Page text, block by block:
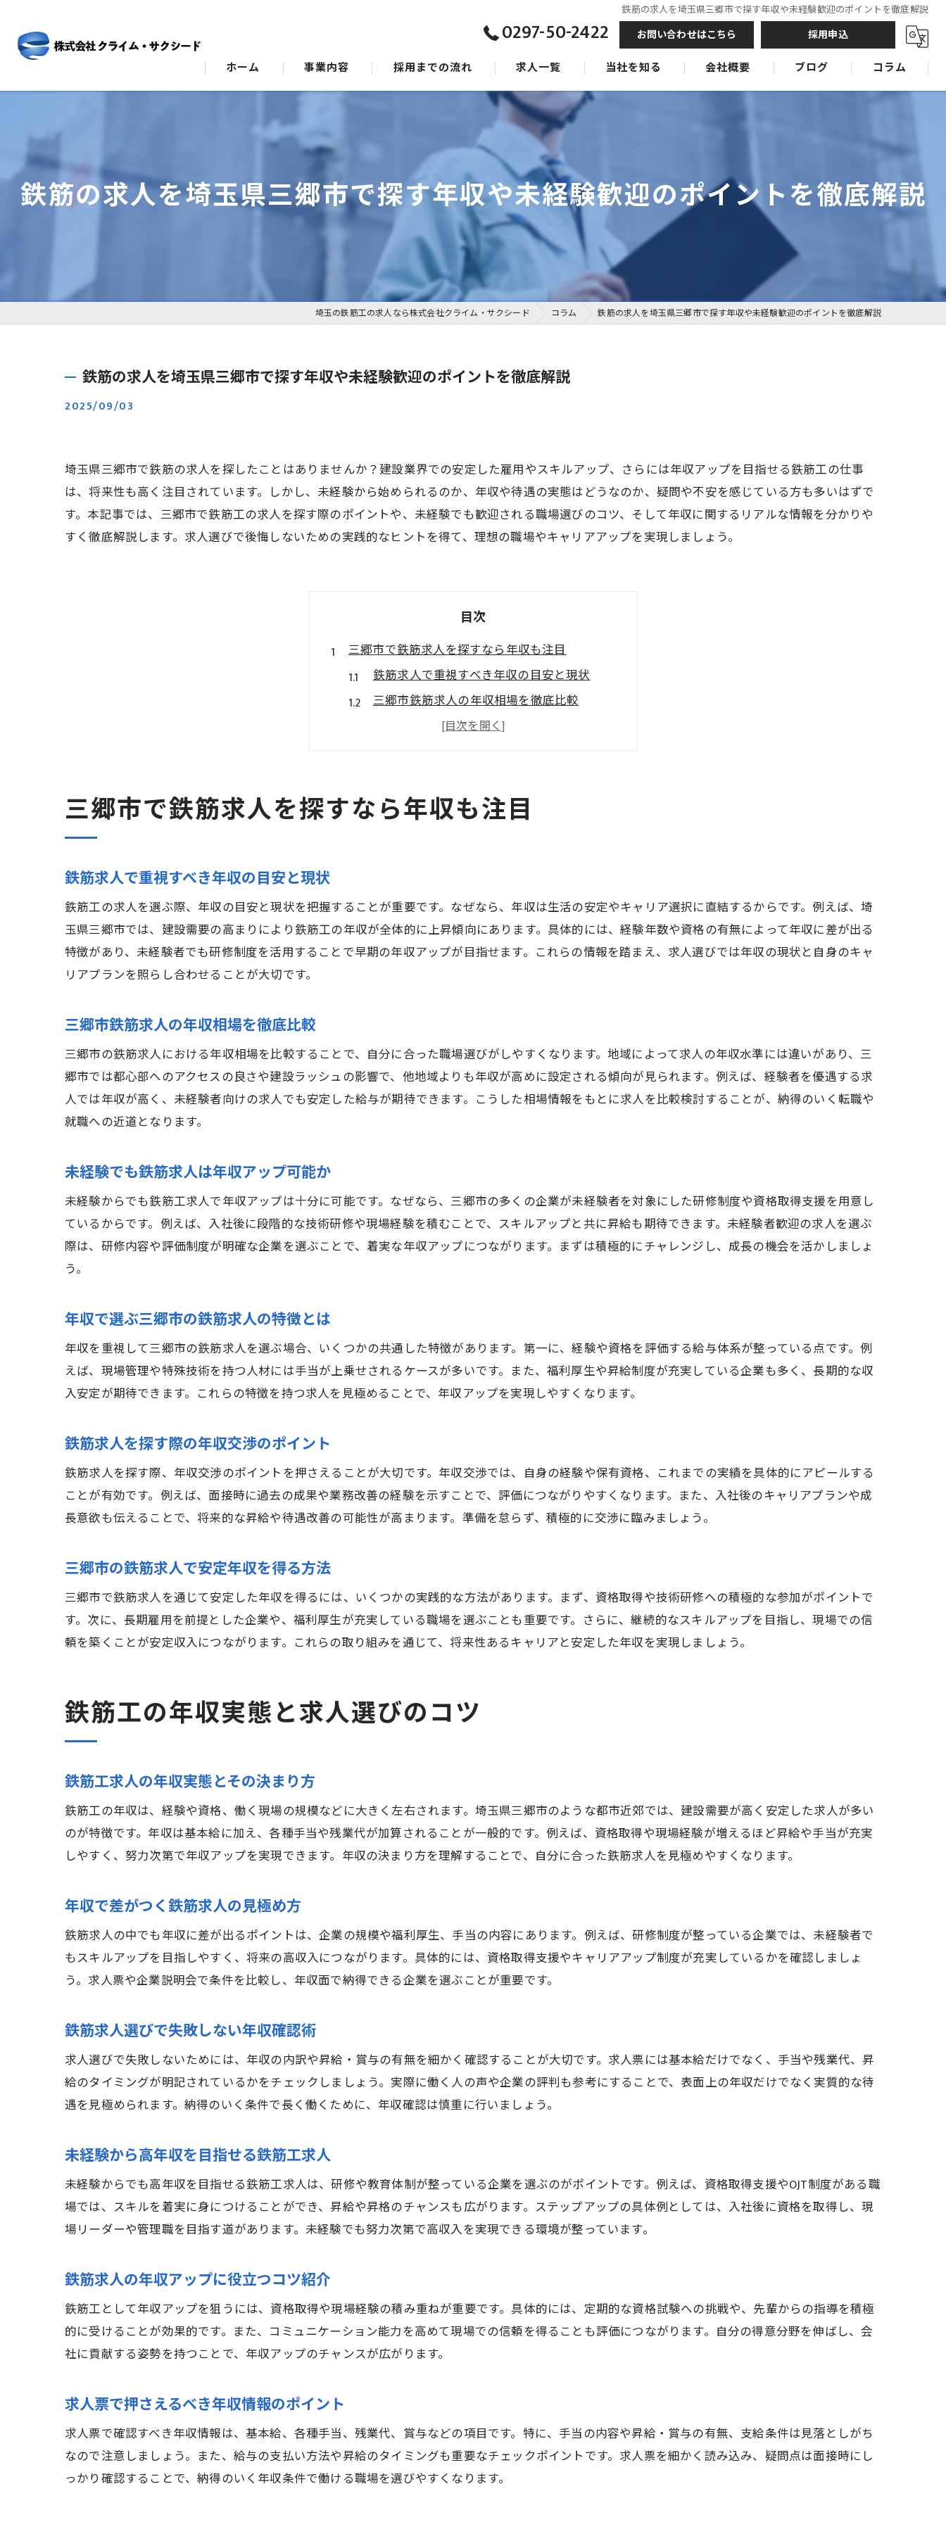
鉄筋の求人を埼玉県三郷市で探す年収や未経験歓迎のポイントを徹底解説
0297-50-2422 お問い合わせはこちら 採用申込
ホーム 事業内容
スタッフ
採用までの流れ 求人一覧 当社を知る
千葉の鉄筋工
未経験
会社概要 ブログ コラム
鉄筋の求人を埼玉県三郷市で探す年収や未経験歓迎のポイントを徹底解説
埼玉の鉄筋工の求人なら株式会社クライム・サクシード コラム 鉄筋の求人を埼玉県三郷市で探す年収や未経験歓迎のポイントを徹底解説
鉄筋の求人を埼玉県三郷市で探す年収や未経験歓迎のポイントを徹底解説
2025/09/03
埼玉県三郷市で鉄筋の求人を探したことはありませんか？建設業界での安定した雇用やスキルアップ、さらには年収アップを目指せる鉄筋工の仕事
は、将来性も高く注目されています。しかし、未経験から始められるのか、年収や待遇の実態はどうなのか、疑問や不安を感じている方も多いはずで
す。本記事では、三郷市で鉄筋工の求人を探す際のポイントや、未経験でも歓迎される職場選びのコツ、そして年収に関するリアルな情報を分かりや
すく徹底解説します。求人選びで後悔しないための実践的なヒントを得て、理想の職場やキャリアアップを実現しましょう。
目次
三郷市で鉄筋求人を探すなら年収も注目
鉄筋求人で重視すべき年収の目安と現状
三郷市鉄筋求人の年収相場を徹底比較
未経験でも鉄筋求人は年収アップ可能か
三郷市の鉄筋求人で安定年収を得る方法
鉄筋求人選びで失敗しない年収確認術
未経験から高年収を目指せる鉄筋工求人
鉄筋求人の年収アップに役立つコツ紹介
鉄筋求人で未経験が得られる年収の実情
未経験者が鉄筋求人で年収を上げる方法
鉄筋工求人で未経験歓迎が多い理由解説
鉄筋求人は安定雇用と年収が両立できる
三郷市鉄筋求人で長期安定年収を狙う方法
安定した年収を得る鉄筋求人のポイント
年収アップを狙う鉄筋求人の選び方
年収アップが叶う鉄筋求人の選択基準
鉄筋工求人で年収アップを目指す際の注意点
年収アップ重視の鉄筋求人情報の探し方
未経験歓迎鉄筋工求人の年収の傾向とは
鉄筋求人で未経験者が年収を伸ばすポイント
未経験者歓迎求人が年収に有利な理由解説
三郷市で正社員鉄筋工を目指すポイント
正社員鉄筋求人の年収と働きやすさの関係
年収面で選ぶ三郷市鉄筋工正社員求人
正社員鉄筋求人で年収安定を実現するには
鉄筋求人で年収実現に必要な行動とは
年収を最大化するための鉄筋求人活用術
三郷市で鉄筋求人を探すなら年収も注目
鉄筋求人で重視すべき年収の目安と現状
鉄筋工の求人を選ぶ際、年収の目安と現状を把握することが重要です。なぜなら、年収は生活の安定やキャリア選択に直結するからです。例えば、埼
玉県三郷市では、建設需要の高まりにより鉄筋工の年収が全体的に上昇傾向にあります。具体的には、経験年数や資格の有無によって年収に差が出る
特徴があり、未経験者でも研修制度を活用することで早期の年収アップが目指せます。これらの情報を踏まえ、求人選びでは年収の現状と自身のキャ
リアプランを照らし合わせることが大切です。
三郷市鉄筋求人の年収相場を徹底比較
三郷市の鉄筋求人における年収相場を比較することで、自分に合った職場選びがしやすくなります。地域によって求人の年収水準には違いがあり、三
郷市では都心部へのアクセスの良さや建設ラッシュの影響で、他地域よりも年収が高めに設定される傾向が見られます。例えば、経験者を優遇する求
人では年収が高く、未経験者向けの求人でも安定した給与が期待できます。こうした相場情報をもとに求人を比較検討することが、納得のいく転職や
就職への近道となります。
未経験でも鉄筋求人は年収アップ可能か
未経験からでも鉄筋工求人で年収アップは十分に可能です。なぜなら、三郷市の多くの企業が未経験者を対象にした研修制度や資格取得支援を用意し
ているからです。例えば、入社後に段階的な技術研修や現場経験を積むことで、スキルアップと共に昇給も期待できます。未経験者歓迎の求人を選ぶ
際は、研修内容や評価制度が明確な企業を選ぶことで、着実な年収アップにつながります。まずは積極的にチャレンジし、成長の機会を活かしましょ
う。
年収で選ぶ三郷市の鉄筋求人の特徴とは
年収を重視して三郷市の鉄筋求人を選ぶ場合、いくつかの共通した特徴があります。第一に、経験や資格を評価する給与体系が整っている点です。例
えば、現場管理や特殊技術を持つ人材には手当が上乗せされるケースが多いです。また、福利厚生や昇給制度が充実している企業も多く、長期的な収
入安定が期待できます。これらの特徴を持つ求人を見極めることで、年収アップを実現しやすくなります。
鉄筋求人を探す際の年収交渉のポイント
鉄筋求人を探す際、年収交渉のポイントを押さえることが大切です。年収交渉では、自身の経験や保有資格、これまでの実績を具体的にアピールする
ことが有効です。例えば、面接時に過去の成果や業務改善の経験を示すことで、評価につながりやすくなります。また、入社後のキャリアプランや成
長意欲も伝えることで、将来的な昇給や待遇改善の可能性が高まります。準備を怠らず、積極的に交渉に臨みましょう。
三郷市の鉄筋求人で安定年収を得る方法
三郷市で鉄筋求人を通じて安定した年収を得るには、いくつかの実践的な方法があります。まず、資格取得や技術研修への積極的な参加がポイントで
す。次に、長期雇用を前提とした企業や、福利厚生が充実している職場を選ぶことも重要です。さらに、継続的なスキルアップを目指し、現場での信
頼を築くことが安定収入につながります。これらの取り組みを通じて、将来性あるキャリアと安定した年収を実現しましょう。
鉄筋工の年収実態と求人選びのコツ
鉄筋工求人の年収実態とその決まり方
鉄筋工の年収は、経験や資格、働く現場の規模などに大きく左右されます。埼玉県三郷市のような都市近郊では、建設需要が高く安定した求人が多い
のが特徴です。年収は基本給に加え、各種手当や残業代が加算されることが一般的です。例えば、資格取得や現場経験が増えるほど昇給や手当が充実
しやすく、努力次第で年収アップを実現できます。年収の決まり方を理解することで、自分に合った鉄筋求人を見極めやすくなります。
年収で差がつく鉄筋求人の見極め方
鉄筋求人の中でも年収に差が出るポイントは、企業の規模や福利厚生、手当の内容にあります。例えば、研修制度が整っている企業では、未経験者で
もスキルアップを目指しやすく、将来の高収入につながります。具体的には、資格取得支援やキャリアアップ制度が充実しているかを確認しましょ
う。求人票や企業説明会で条件を比較し、年収面で納得できる企業を選ぶことが重要です。
鉄筋求人選びで失敗しない年収確認術
求人選びで失敗しないためには、年収の内訳や昇給・賞与の有無を細かく確認することが大切です。求人票には基本給だけでなく、手当や残業代、昇
給のタイミングが明記されているかをチェックしましょう。実際に働く人の声や企業の評判も参考にすることで、表面上の年収だけでなく実質的な待
遇を見極められます。納得のいく条件で長く働くために、年収確認は慎重に行いましょう。
未経験から高年収を目指せる鉄筋工求人
未経験からでも高年収を目指せる鉄筋工求人は、研修や教育体制が整っている企業を選ぶのがポイントです。例えば、資格取得支援やOJT制度がある職
場では、スキルを着実に身につけることができ、昇給や昇格のチャンスも広がります。ステップアップの具体例としては、入社後に資格を取得し、現
場リーダーや管理職を目指す道があります。未経験でも努力次第で高収入を実現できる環境が整っています。
鉄筋求人の年収アップに役立つコツ紹介
鉄筋工として年収アップを狙うには、資格取得や現場経験の積み重ねが重要です。具体的には、定期的な資格試験への挑戦や、先輩からの指導を積極
的に受けることが効果的です。また、コミュニケーション能力を高めて現場での信頼を得ることも評価につながります。自分の得意分野を伸ばし、会
社に貢献する姿勢を持つことで、年収アップのチャンスが広がります。
求人票で押さえるべき年収情報のポイント
求人票で確認すべき年収情報は、基本給、各種手当、残業代、賞与などの項目です。特に、手当の内容や昇給・賞与の有無、支給条件は見落としがち
なので注意しましょう。また、給与の支払い方法や昇給のタイミングも重要なチェックポイントです。求人票を細かく読み込み、疑問点は面接時にし
っかり確認することで、納得のいく年収条件で働ける職場を選びやすくなります。